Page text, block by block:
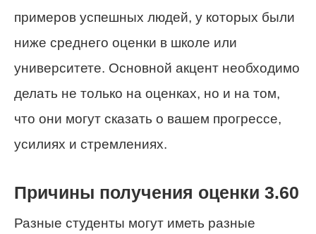
примеров успешных людей, у которых были
ниже среднего оценки в школе или
университете. Основной акцент необходимо
делать не только на оценках, но и на том,
что они могут сказать о вашем прогрессе,
усилиях и стремлениях.
Причины получения оценки 3.60
Разные студенты могут иметь разные